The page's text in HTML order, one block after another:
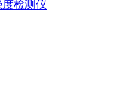
检测仪